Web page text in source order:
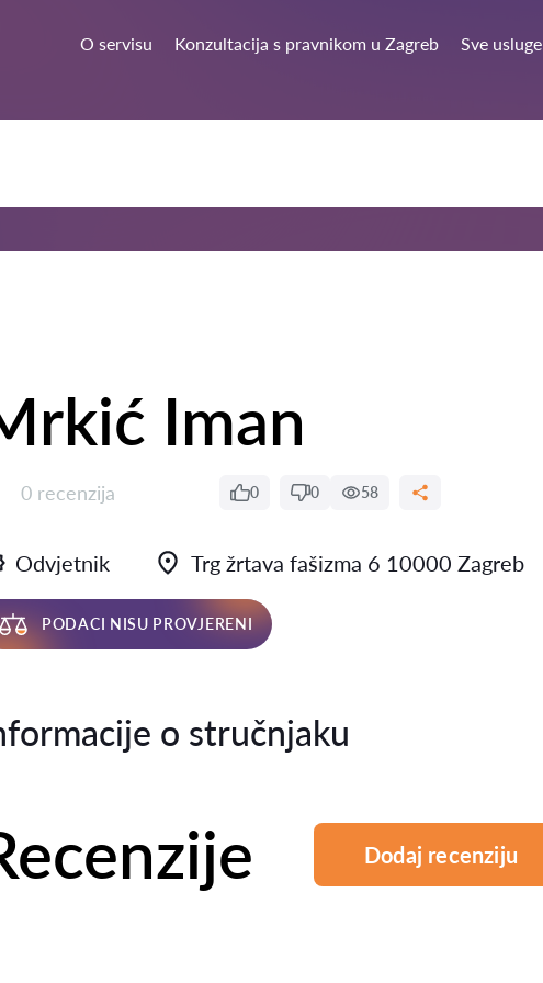
O servisu Konzultacija s pravnikom u Zagreb Sve usluge
Iman
Recenzija:
0 recenzija 0 0 58
Odvjetnik Trg žrtava fašizma 6 10000 Zagreb
PODACI NISU PROVJERENI
o stručnjaku
Dodaj recenziju